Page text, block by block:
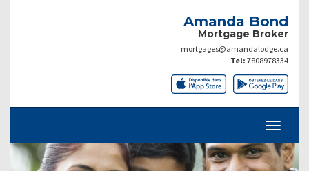
Amanda Bond
Mortgage Broker
mortgages@amandalodge.ca
Tel: 7808978334